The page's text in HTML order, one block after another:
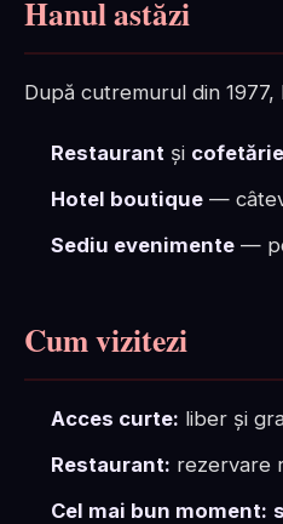
Hanul astăzi
După cutremurul din
Restaurant și cofetărie
Hotel boutique —
Sediu evenimente —
Cum vizitezi
Acces curte: liber și
Restaurant: rezervare
Cel mai bun moment: